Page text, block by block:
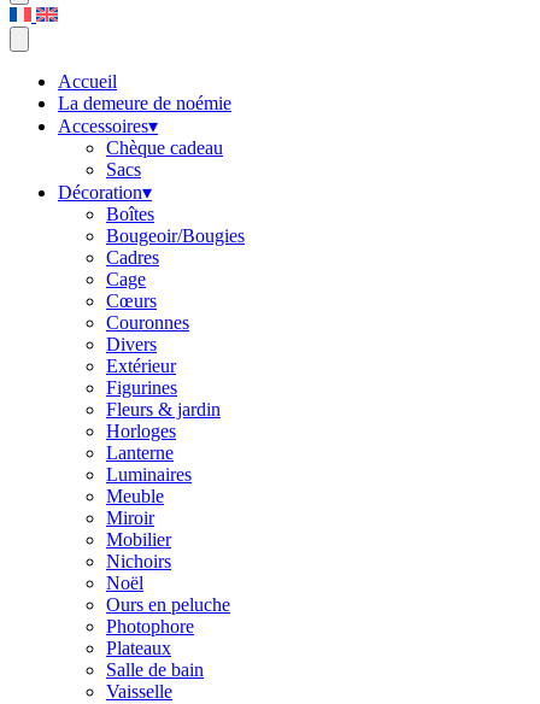
Accueil
La demeure de noémie
Accessoires▾
Chèque cadeau
Sacs
Décoration▾
Boîtes
Bougeoir/Bougies
Cadres
Cage
Cœurs
Couronnes
Divers
Extérieur
Figurines
Fleurs & jardin
Horloges
Lanterne
Luminaires
Meuble
Miroir
Mobilier
Nichoirs
Noël
Ours en peluche
Photophore
Plateaux
Salle de bain
Vaisselle